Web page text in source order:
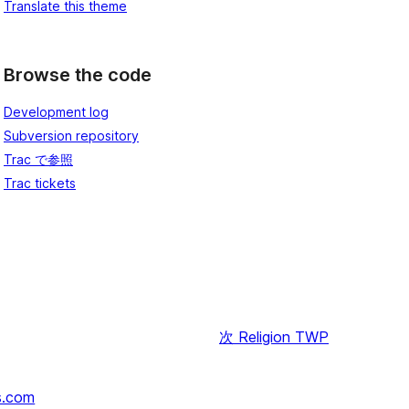
Translate this theme
Browse the code
Development log
Subversion repository
Trac で参照
Trac tickets
次 Religion TWP